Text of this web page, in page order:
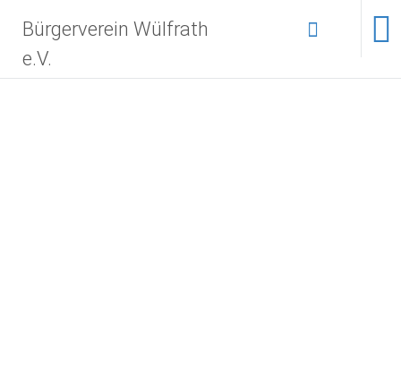
Bürgerverein Wülfrath
e.V.